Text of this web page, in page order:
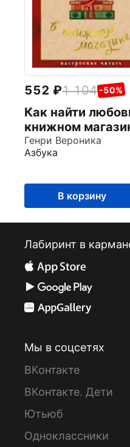
552 1 104 -50%
Как найти
книжном
Генри Вероника
Азбука
В корзину
Лабиринт в
Мы в соцсетях
ВКонтакте
ВКонтакте. Дети
Ютьюб
Одноклассники